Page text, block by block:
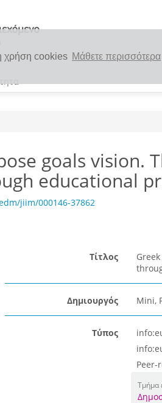
χρήση cookies Μάθετε περισσότερα
goals vision.
educational
jiim/000146-37862
Τίτλος
Δημιουργός Mini,
Τύπος
Peer-
Τμήμα